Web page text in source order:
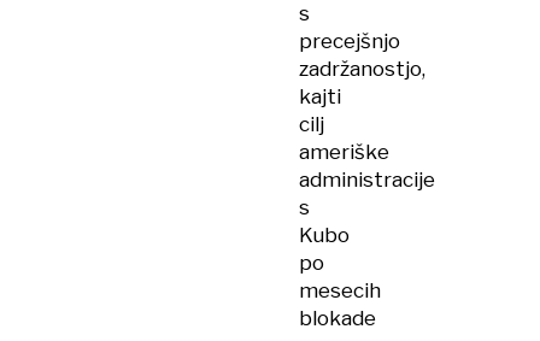
s
precejšnjo
zadržanostjo,
kajti
cilj
ameriške
administracije
s
Kubo
po
mesecih
blokade